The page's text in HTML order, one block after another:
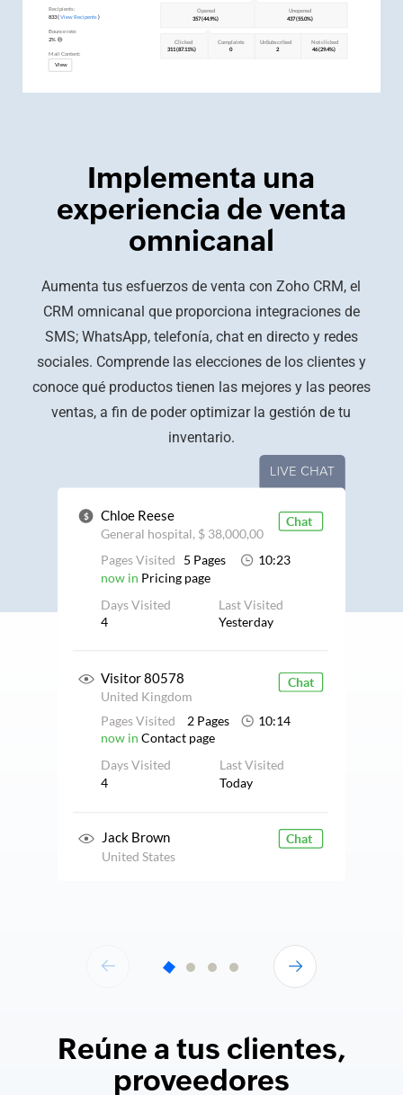
Implementa una
experiencia de venta
omnicanal
Aumenta tus esfuerzos de venta con Zoho CRM, el
CRM omnicanal que proporciona integraciones de
SMS; WhatsApp, telefonía, chat en directo y redes
sociales. Comprende las elecciones de los clientes y
conoce qué productos tienen las mejores y las peores
ventas, a fin de poder optimizar la gestión de tu
inventario.
Reúne a tus clientes,
proveedores